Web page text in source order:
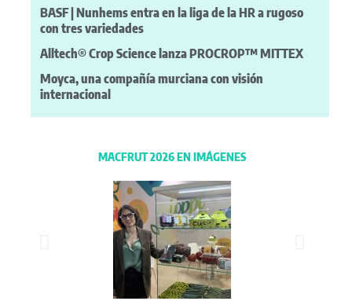
BASF | Nunhems entra en la liga de la HR a rugoso
con tres variedades
Alltech® Crop Science lanza PROCROP™ MITTEX
Moyca, una compañía murciana con visión
internacional
MACFRUT 2026 EN IMÁGENES